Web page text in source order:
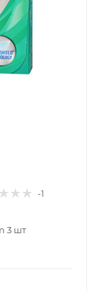
-1
3 шт